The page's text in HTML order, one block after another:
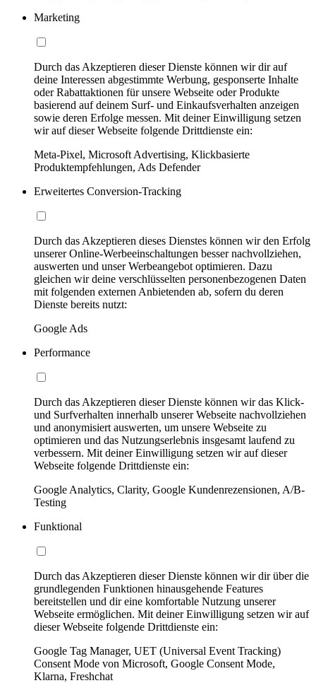
Marketing
Durch das Akzeptieren dieser Dienste können wir dir auf
deine Interessen abgestimmte Werbung, gesponserte Inhalte
oder Rabattaktionen für unsere Webseite oder Produkte
basierend auf deinem Surf- und Einkaufsverhalten anzeigen
sowie deren Erfolge messen. Mit deiner Einwilligung setzen
wir auf dieser Webseite folgende Drittdienste ein:
Meta-Pixel, Microsoft Advertising, Klickbasierte
Produktempfehlungen, Ads Defender
Erweitertes Conversion-Tracking
Durch das Akzeptieren dieses Dienstes können wir den Erfolg
unserer Online-Werbeeinschaltungen besser nachvollziehen,
auswerten und unser Werbeangebot optimieren. Dazu
gleichen wir deine verschlüsselten personenbezogenen Daten
mit folgenden externen Anbietenden ab, sofern du deren
Dienste bereits nutzt:
Google Ads
Performance
Durch das Akzeptieren dieser Dienste können wir das Klick-
und Surfverhalten innerhalb unserer Webseite nachvollziehen
und anonymisiert auswerten, um unsere Webseite zu
optimieren und das Nutzungserlebnis insgesamt laufend zu
verbessern. Mit deiner Einwilligung setzen wir auf dieser
Webseite folgende Drittdienste ein:
Google Analytics, Clarity, Google Kundenrezensionen, A/B-
Testing
Funktional
Durch das Akzeptieren dieser Dienste können wir dir über die
grundlegenden Funktionen hinausgehende Features
bereitstellen und dir eine komfortable Nutzung unserer
Webseite ermöglichen. Mit deiner Einwilligung setzen wir auf
dieser Webseite folgende Drittdienste ein:
Google Tag Manager, UET (Universal Event Tracking)
Consent Mode von Microsoft, Google Consent Mode,
Klarna, Freshchat